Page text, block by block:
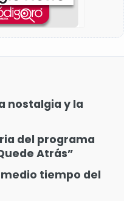
nostalgia y la
del programa
Atrás”
tiempo del